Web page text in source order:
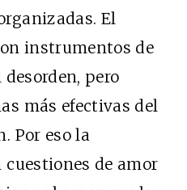
El
instrumentos de
pero
más efectivas del
Por eso la
cuestiones de amor